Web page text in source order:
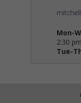
Mon-
2:30
Tue-